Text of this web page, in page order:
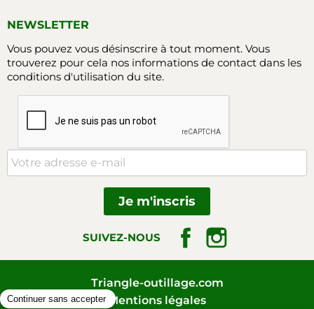
NEWSLETTER
Vous pouvez vous désinscrire à tout moment. Vous
trouverez pour cela nos informations de contact dans les
conditions d'utilisation du site.
SUIVEZ-NOUS Facebook
Triangle-outillage.com
Mentions légales